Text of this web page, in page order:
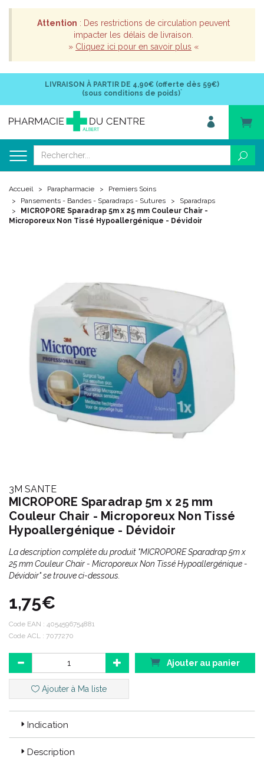
Attention : Des restrictions de circulation peuvent
impacter les délais de livraison.
» Cliquez ici pour en savoir plus «
LIVRAISON À PARTIR DE 4,90€ (offerte dès 59€)
(sous conditions de poids)*
Accueil Parapharmacie
Premiers Soins
Pansements - Bandes - Sparadraps - Sutures
Sparadraps
MICROPORE Sparadrap 5m x 25 mm Couleur Chair -
Microporeux Non Tissé Hypoallergénique - Dévidoir
3M SANTE
MICROPORE Sparadrap 5m x 25 mm
Couleur Chair - Microporeux Non Tissé
Hypoallergénique - Dévidoir
La description complète du produit "MICROPORE Sparadrap 5m x
25 mm Couleur Chair - Microporeux Non Tissé Hypoallergénique -
Dévidoir" se trouve ci-dessous.
1,75€
Code EAN : 4054596754881
Code ACL : 7077270
Ajouter au panier
Ajouter à Ma liste
Indication
Description